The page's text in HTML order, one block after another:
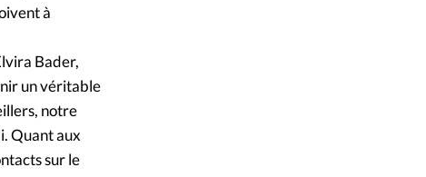
à
Bader,
un véritable
notre
Quant aux
sur le